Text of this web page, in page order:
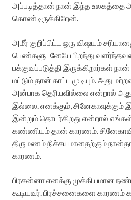
அப்படித்தான் நான் இந்த உலகத்தை
கொண்டிருக்கிறேன்.
அமீர் குறிப்பிட்ட ஒரு விஷயம்
பெண்களுடனேயே பிறந்து
பக்குவப்படுத்தி இருக்கிறார்கள்
மட்டும் தான் காட்ட முடியும். அது
அன்பாக தெரியவில்லை என்றால்
இல்லை. எனக்கும், சினேகாவுக்கும்
இன்றும் தொடர்கிறது என்றால்
கண்ணியம் தான் காரணம்.‌
திருமணம் நிச்சயமானதற்கும்
காரணம்.
பிரசன்னா எனக்கு முக்கியமான
கூடியவர். பிரச்சனைகளை காரணம்